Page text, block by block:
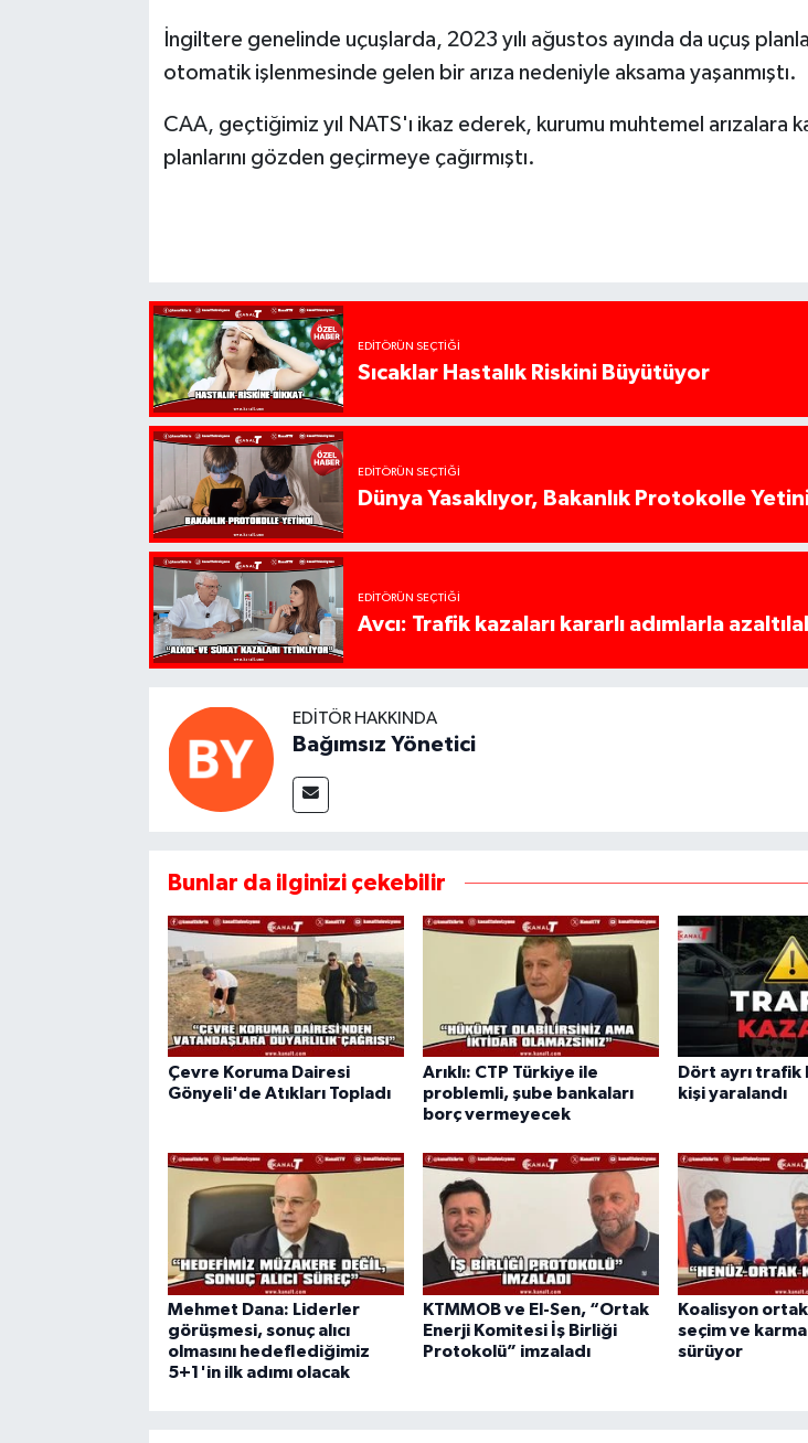
İngiltere genelinde uçuşlarda, 2023 yılı ağustos ayında da uçuş
otomatik işlenmesinde gelen bir arıza nedeniyle aksama yaşanmıştı.
CAA, geçtiğimiz yıl NATS'ı ikaz ederek, kurumu muhtemel arızalara
planlarını gözden geçirmeye çağırmıştı.
EDITÖRÜN SEÇTIĞI
Sıcaklar Hastalık Riskini Büyütüyor
EDITÖRÜN SEÇTIĞI
Dünya Yasaklıyor, Bakanlık Protokolle
EDITÖRÜN SEÇTIĞI
Avcı: Trafik kazaları kararlı adımlarla
EDITÖR HAKKINDA
Bağımsız Yönetici
Bunlar da ilginizi çekebilir
Çevre Koruma Dairesi
Gönyeli'de Atıkları Topladı
Arıklı: CTP Türkiye ile
problemli, şube bankaları
borç vermeyecek
Dört ayrı trafik
kişi yaralandı
Mehmet Dana: Liderler
görüşmesi, sonuç alıcı
olmasını hedeflediğimiz
5+1'in ilk adımı olacak
KTMMOB ve El-Sen, “Ortak
Enerji Komitesi İş Birliği
Protokolü” imzaladı
Koalisyon
seçim ve
sürüyor